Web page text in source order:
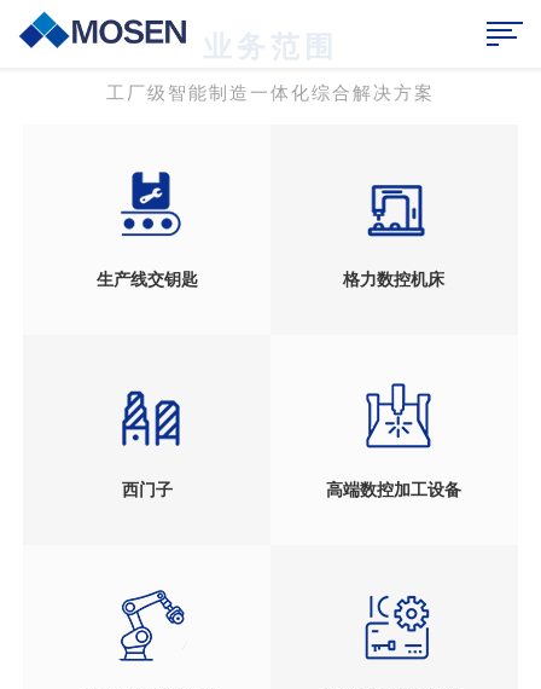
业务范围
工厂级智能制造一体化综合解决方案
生产线交钥匙 格力数控机床
西门子 高端数控加工设备